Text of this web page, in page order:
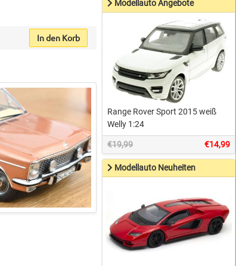
In den Korb
Modellauto Angebote
Range Rover Sport 2015 weiß
Welly 1:24
€19,99 €14,99
Modellauto Neuheiten